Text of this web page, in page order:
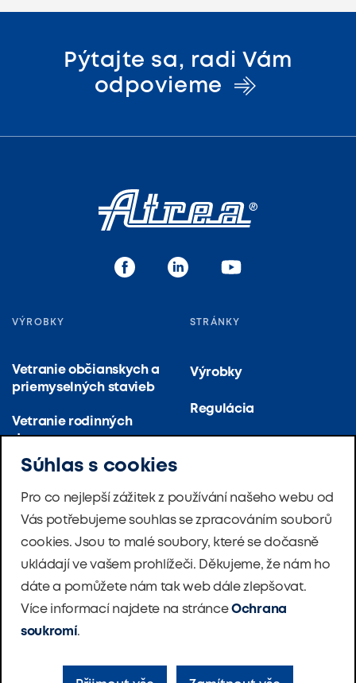
odpovieme
VÝROBKY
Vetranie občianskych a
priemyselných stavieb
Vetranie rodinných
domov
Vetranie a klimatizácia
(veľko) kuchýň
Vetranie bytových
domov
Vetranie škôl
Tepelné čerpadlá
Master Therm
STRÁNKY
Výrobky
Regulácia
Novinky
Nadácia
Súhlas s cookies
Pro co nejlepší zážitek z používání našeho webu od
Vás potřebujeme souhlas se zpracováním souborů
cookies. Jsou to malé soubory, které se dočasně
ukládají ve vašem prohlížeči. Děkujeme, že nám ho
dáte a pomůžete nám tak web dále zlepšovat.
Více informací najdete na stránceOchrana
soukromí.